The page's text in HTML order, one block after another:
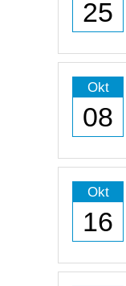
25
Okt
08
Okt
16